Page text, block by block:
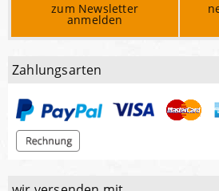
zum Newsletter
anmelden
Zahlungsarten